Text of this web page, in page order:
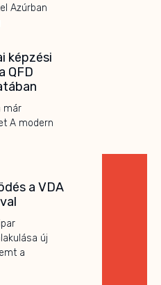
Azúrban
képzési
QFD
már
A modern
a VDA
új
a